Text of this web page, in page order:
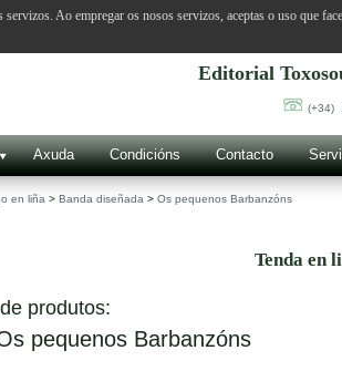
Editorial
(+34)
Axuda Condicións Contacto
en liña > Banda diseñada > Os pequenos Barbanzóns
Tenda en
produtos:
pequenos Barbanzóns
Ao empregar os nosos servizos, aceptas o uso que